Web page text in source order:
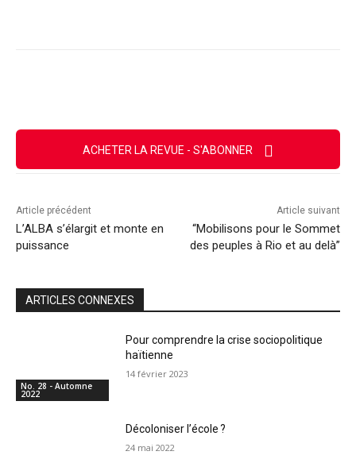
ACHETER LA REVUE - S'ABONNER
Article précédent
L’ALBA s’élargit et monte en
puissance
Article suivant
“Mobilisons pour le Sommet
des peuples à Rio et au delà”
ARTICLES CONNEXES
No. 28 - Automne
2022
Pour comprendre la crise sociopolitique
haïtienne
14 février 2023
Décoloniser l’école ?
24 mai 2022